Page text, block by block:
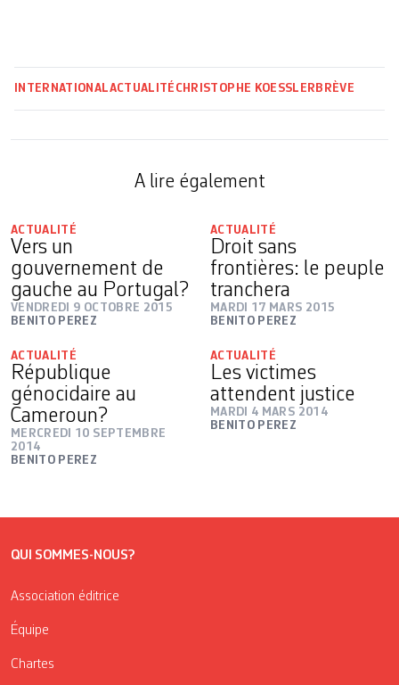
INTERNATIONALACTUALITÉ CHRISTOPHE KOESSLER BRÈVE
A lire également
ACTUALITÉ
Vers un
gouvernement de
gauche au Portugal?
VENDREDI 9 OCTOBRE 2015
BENITO PEREZ
ACTUALITÉ
Droit sans
frontières: le peuple
tranchera
MARDI 17 MARS 2015
BENITO PEREZ
ACTUALITÉ
République
génocidaire au
Cameroun?
MERCREDI 10 SEPTEMBRE
2014
BENITO PEREZ
ACTUALITÉ
Les victimes
attendent justice
MARDI 4 MARS 2014
BENITO PEREZ
QUI SOMMES-NOUS?
Association éditrice
Équipe
Chartes